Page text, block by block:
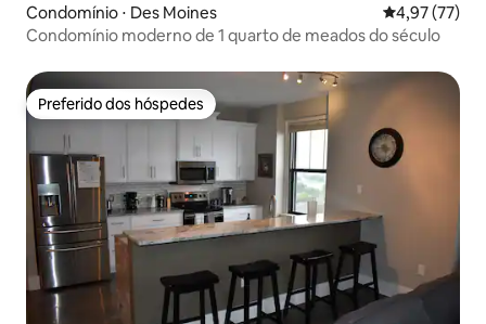
Condomínio ⋅ Des Moines 4,97 de uma
4,97 (77)
Condomínio moderno de 1 quarto de meados do século
Preferido dos hóspedes
Preferido dos hóspedes